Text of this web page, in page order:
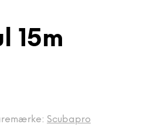
15m
Scubapro